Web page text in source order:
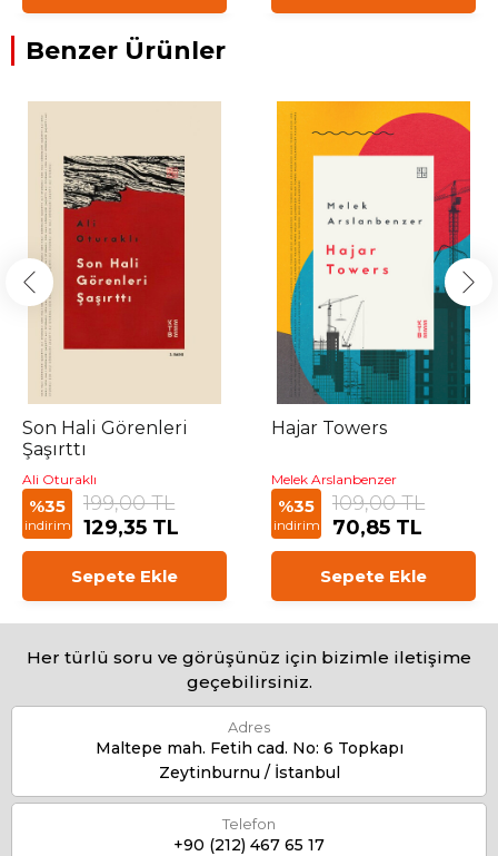
Benzer Ürünler
Son Hali Görenleri
Şaşırttı
Ali Oturaklı
%35
indirim
199,00 TL
129,35 TL
Sepete Ekle
Hajar Towers
Melek Arslanbenzer
%35
indirim
109,00 TL
70,85 TL
Sepete Ekle
Her türlü soru ve görüşünüz için bizimle iletişime
geçebilirsiniz.
Adres
Maltepe mah. Fetih cad. No: 6 Topkapı
Zeytinburnu / İstanbul
Telefon
+90 (212) 467 65 17